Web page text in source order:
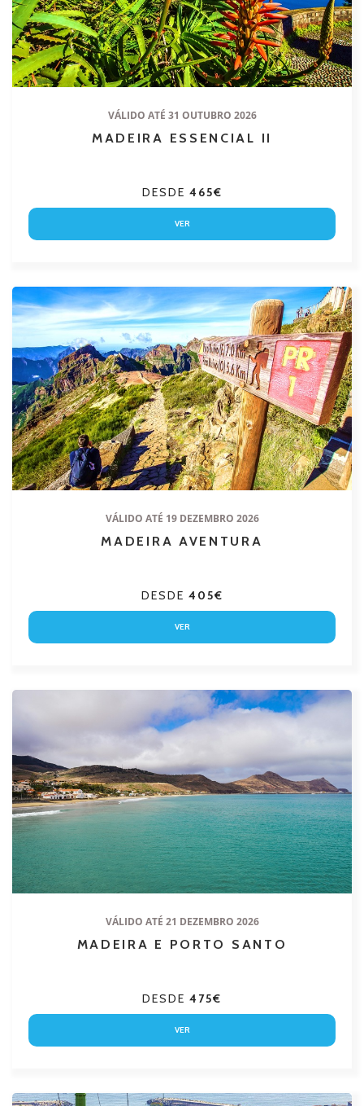
VÁLIDO ATÉ 31 OUTUBRO 2026
MADEIRA ESSENCIAL II
DESDE 465€
VER
VÁLIDO ATÉ 19 DEZEMBRO 2026
MADEIRA AVENTURA
DESDE 405€
VER
VÁLIDO ATÉ 21 DEZEMBRO 2026
MADEIRA E PORTO SANTO
DESDE 475€
VER